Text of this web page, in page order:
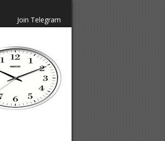
Join Telegram